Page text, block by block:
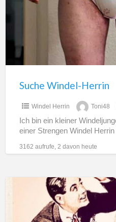
Suche Windel-Herrin
Windel Herrin Toni48
Ich bin ein kleiner
einer Strengen Windel
3162 aufrufe, 2 davon heute